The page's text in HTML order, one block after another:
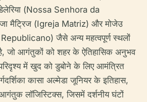
(Nossa Senhora da
मैट्रिज (Igreja Matriz) और मोजेउ
Republicano) जैसे अन्य महत्वपूर्ण स्थलों
जो आगंतुकों को शहर के ऐतिहासिक अनुभव
में खुद को डुबोने के लिए आमंत्रित
कासा अल्मेडा जूनियर के इतिहास,
लॉजिस्टिक्स, जिसमें दर्शनीय घंटों